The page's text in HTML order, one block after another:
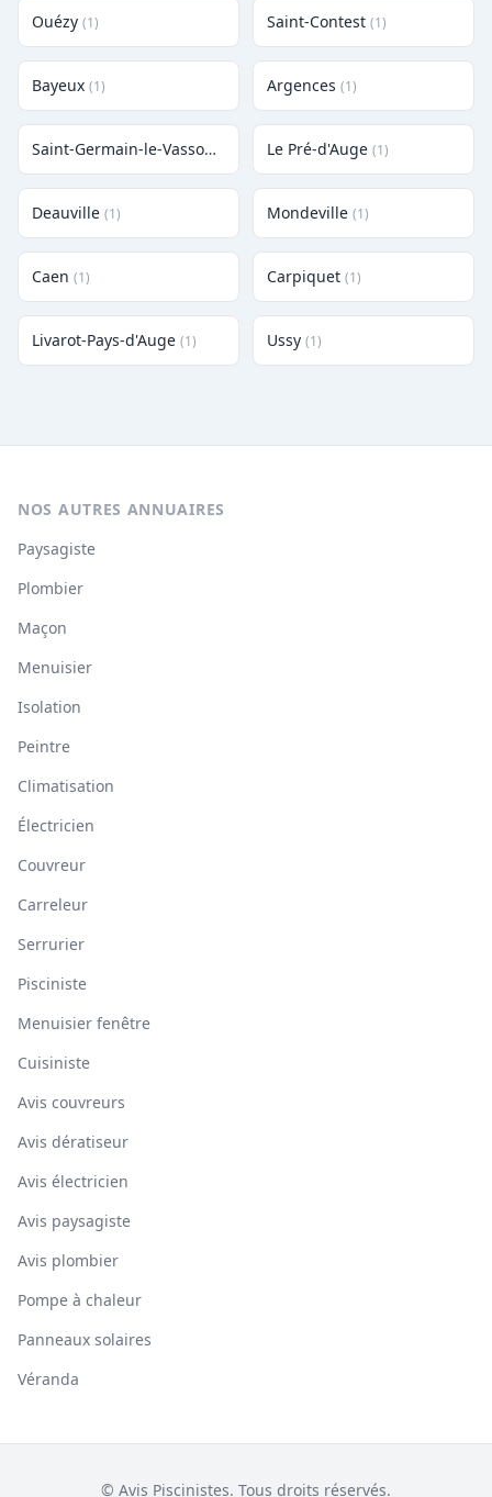
Ouézy (1) Saint-Contest (1)
Bayeux (1) Argences (1)
Saint-Germain-le-Vasson Le Pré-d'Auge (1)
Deauville (1) Mondeville (1)
Caen (1) Carpiquet (1)
Livarot-Pays-d'Auge (1) Ussy (1)
NOS AUTRES ANNUAIRES
Paysagiste
Plombier
Maçon
Menuisier
Isolation
Peintre
Climatisation
Électricien
Couvreur
Carreleur
Serrurier
Pisciniste
Menuisier fenêtre
Cuisiniste
Avis couvreurs
Avis dératiseur
Avis électricien
Avis paysagiste
Avis plombier
Pompe à chaleur
Panneaux solaires
Véranda
© Avis Piscinistes. Tous droits réservés.